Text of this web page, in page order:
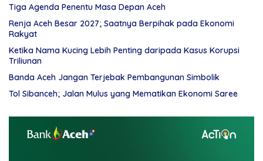
Tiga Agenda Penentu Masa Depan Aceh
Renja Aceh Besar 2027; Saatnya Berpihak pada Ekonomi
Rakyat
Ketika Nama Kucing Lebih Penting daripada Kasus Korupsi
Triliunan
Banda Aceh Jangan Terjebak Pembangunan Simbolik
Tol Sibanceh; Jalan Mulus yang Mematikan Ekonomi Saree